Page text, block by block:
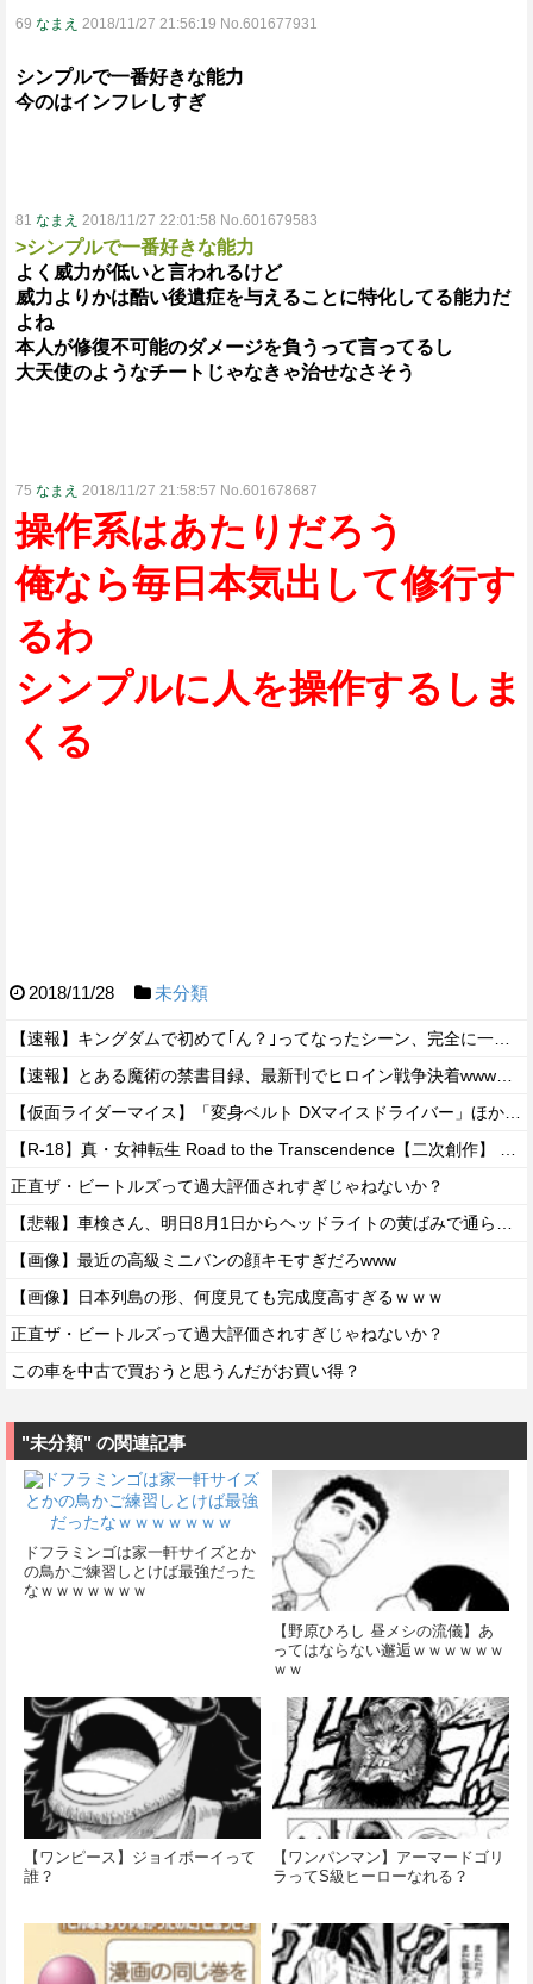
69 なまえ 2018/11/27 21:56:19 No.601677931
シンプルで一番好きな能力
今のはインフレしすぎ
81 なまえ 2018/11/27 22:01:58 No.601679583
>シンプルで一番好きな能力
よく威力が低いと言われるけど
威力よりかは酷い後遺症を与えることに特化してる能力だ
よね
本人が修復不可能のダメージを負うって言ってるし
大天使のようなチートじゃなきゃ治せなさそう
75 なまえ 2018/11/27 21:58:57 No.601678687
操作系はあたりだろう
俺なら毎日本気出して修行す
るわ
シンプルに人を操作するしま
くる
2018/11/28 未分類
正直ザ・ビートルズって過大評価されすぎじゃねないか？
【画像】最近の高級ミニバンの顔キモすぎだろwww
【画像】日本列島の形、何度見ても完成度高すぎるｗｗｗ
正直ザ・ビートルズって過大評価されすぎじゃねないか？
この車を中古で買おうと思うんだがお買い得？
"未分類" の関連記事
ドフラミンゴは家一軒サイズとか
の鳥かご練習しとけば最強だった
なｗｗｗｗｗｗｗ
【野原ひろし 昼メシの流儀】あ
ってはならない邂逅ｗｗｗｗｗｗ
ｗｗ
【ワンピース】ジョイボーイって
誰？
【ワンパンマン】アーマードゴリ
ラってS級ヒーローなれる？